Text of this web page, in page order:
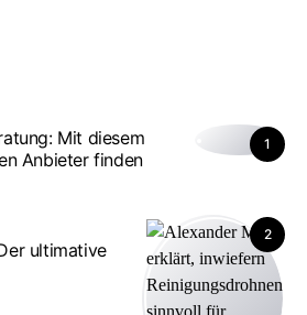
1
Mit diesem
Anbieter finden
2
ultimative